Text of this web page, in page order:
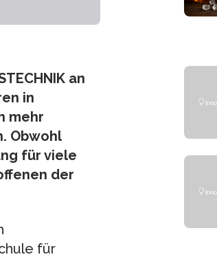
an
in
mehr
Obwohl
für viele
der
für